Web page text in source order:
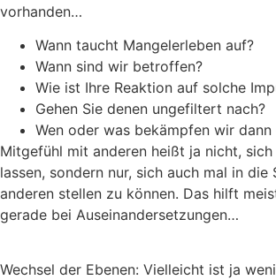
vorhanden…
Wann taucht Mangelerleben auf?
Wann sind wir betroffen?
Wie ist Ihre Reaktion auf solche
Gehen Sie denen ungefiltert nach?
Wen oder was bekämpfen wir
Mitgefühl mit anderen heißt ja nicht,
lassen, sondern nur, sich auch mal in die
anderen stellen zu können. Das hilft
gerade bei Auseinandersetzungen…
Wechsel der Ebenen: Vielleicht ist ja